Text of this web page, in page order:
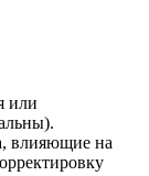
или
влияющие на